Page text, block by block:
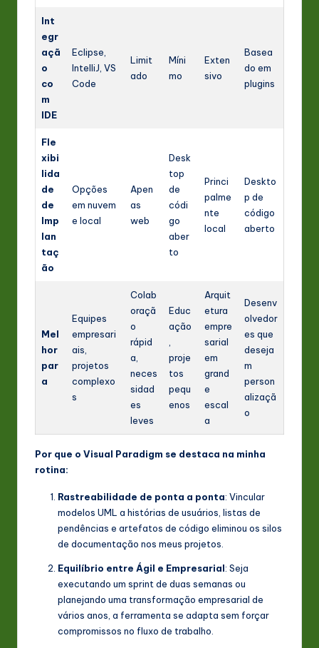
Int
egr
açã
o
co
m
IDE
Eclipse,
IntelliJ, VS
Code
Limit
ado
Míni
mo
Exten
sivo
Basea
do em
plugins
Fle
xibi
lida
de
de
Imp
lan
taç
ão
Opções
em nuvem
e local
Apen
as
web
Desk
top
de
códi
go
aber
to
Princi
palme
nte
local
Deskto
p de
código
aberto
Mel
hor
par
a
Equipes
empresari
ais,
projetos
complexo
s
Colab
oraçã
o
rápid
a,
neces
sidad
es
leves
Educ
ação
proje
tos
pequ
enos
Arquit
etura
empre
sarial
em
grand
e
escal
a
Desenv
olvedor
es que
deseja
m
person
alizaçã
o
Por que o Visual Paradigm se destaca na minha
rotina:
Rastreabilidade de ponta a ponta: Vincular
modelos UML a histórias de usuários, listas de
pendências e artefatos de código eliminou os silos
de documentação nos meus projetos.
Equilíbrio entre Ágil e Empresarial: Seja
executando um sprint de duas semanas ou
planejando uma transformação empresarial de
vários anos, a ferramenta se adapta sem forçar
compromissos no fluxo de trabalho.